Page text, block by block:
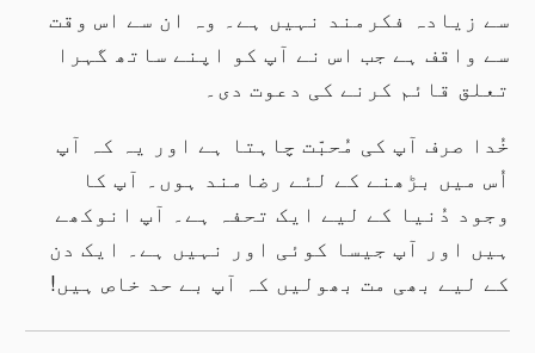
سے زیادہ فکرمند نہیں ہے۔ وہ ان سے اس وقت
سے واقف ہے جب اس نے آپ کو اپنے ساتھ گہرا
تعلق قائم کرنے کی دعوت دی۔
خُدا صرف آپ کی مُحبّت چاہتا ہے اور یہ کہ آپ
اُس میں بڑھنے کے لئے رضامند ہوں۔ آپ کا
وجود دُنیا کے لیے ایک تحفہ ہے۔ آپ انوکھے
ہیں اور آپ جیسا کوئی اور نہیں ہے۔ ایک دن
کے لیے بھی مت بھولیں کہ آپ بے حد خاص ہیں!